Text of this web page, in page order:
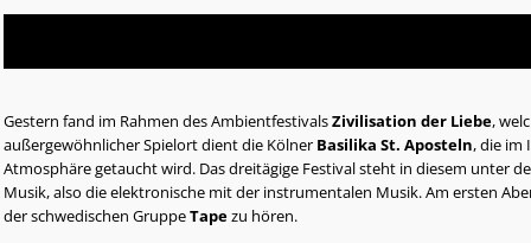
Gestern fand im Rahmen des AmbientfestivalsZivilisation der Liebe,
außergewöhnlicher Spielort dient die Kölner Basilika St. Aposteln, die im
Atmosphäre getaucht wird. Das dreitägige Festival steht in diesem unter
Musik, also die elektronische mit der instrumentalen Musik. Am ersten
der schwedischen GruppeTapezu hören.